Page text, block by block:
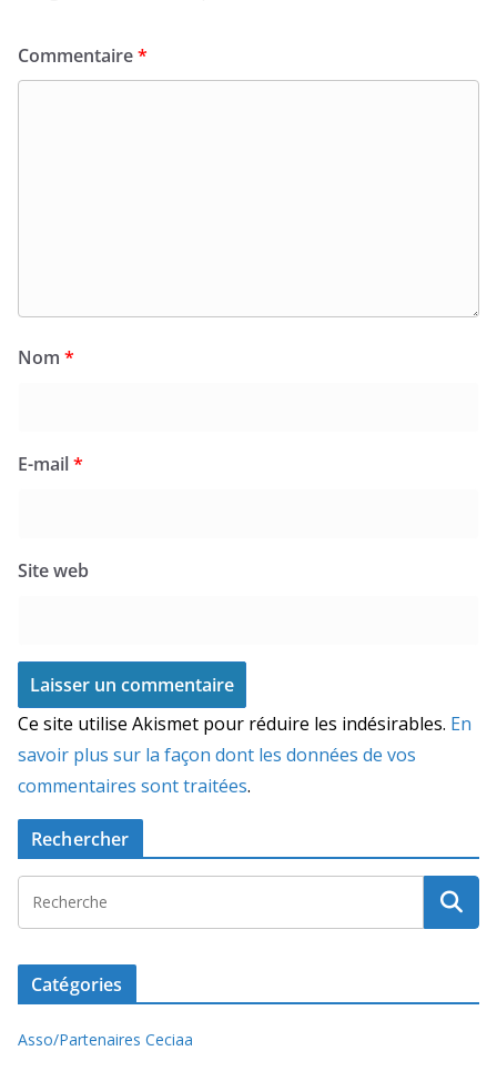
Commentaire*
Nom *
E-mail*
Site web
Ce site utilise Akismet pour réduire les indésirables. En
savoir plus sur la façon dont les données de vos
commentaires sont traitées.
Rechercher
Catégories
Asso/Partenaires Ceciaa